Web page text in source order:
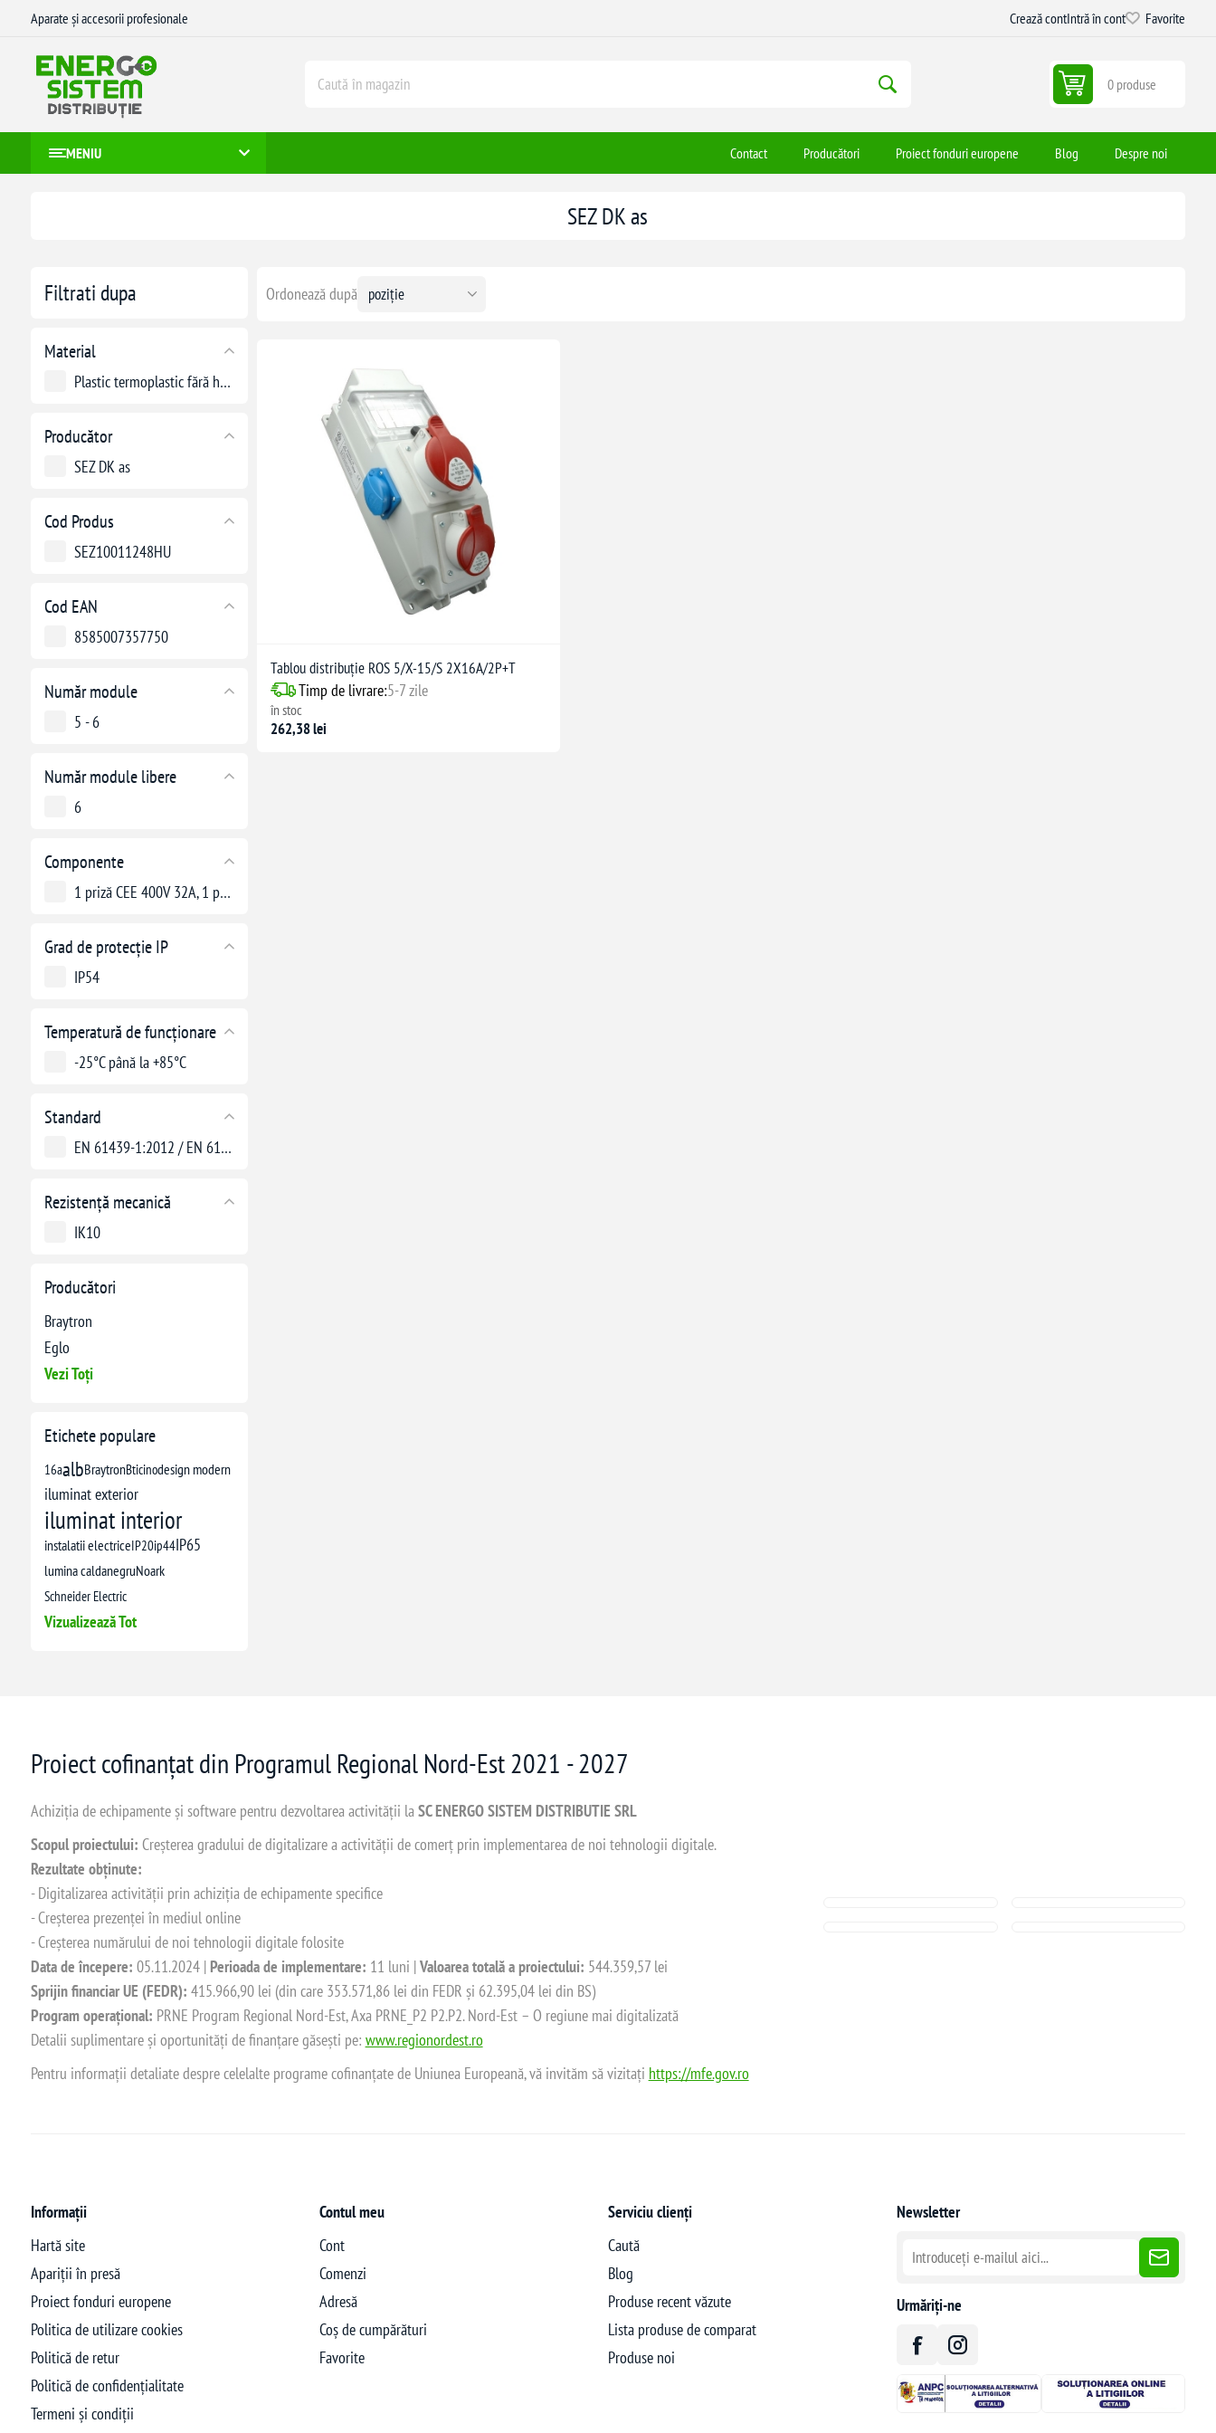
Aparate și accesorii profesionale Crează contIntră în cont Favorite
0 produse
MENIU Contact Producători Proiect fonduri europene Blog Despre noi
Filtrati dupa
Material
Plastic termoplastic fără halogeni
Producător
SEZ DK as
Cod Produs
SEZ10011248HU
Cod EAN
8585007357750
Număr module
5 - 6
Număr module libere
6
Componente
1 priză CEE 400V 32A, 1 priză CEE 400V 16A, 2 prize 250V 16A
Grad de protecție IP
IP54
Temperatură de funcționare
-25°C până la +85°C
Standard
EN 61439-1:2012 / EN 61439-3:2012
Rezistență mecanică
IK10
Producători
Braytron
Eglo
Vezi Toți
Etichete populare
16aalbBraytronBticinodesign modern
iluminat exterior
iluminat interior
instalatii electriceIP20ip44IP65
lumina caldanegruNoark
Schneider Electric
Vizualizează Tot
SEZ DK as
Ordonează după
Tablou distribuție ROS 5/X-15/S 2X16A/2P+T
Timp de livrare:5-7 zile
în stoc
262,38 lei
Proiect cofinanțat din Programul Regional Nord-Est 2021 - 2027
Achiziția de echipamente și software pentru dezvoltarea activității laSC ENERGO SISTEM DISTRIBUTIE SRL
Scopul proiectului: Creșterea gradului de digitalizare a activității de comerț prin implementarea de noi tehnologii digitale.
Rezultate obținute:
- Digitalizarea activității prin achiziția de echipamente specifice
- Creșterea prezenței în mediul online
- Creșterea numărului de noi tehnologii digitale folosite
Data de începere: 05.11.2024 | Perioada de implementare: 11 luni |Valoarea totală a proiectului: 544.359,57 lei
Sprijin financiar UE (FEDR): 415.966,90 lei (din care 353.571,86 lei din FEDR și 62.395,04 lei din BS)
Program operațional: PRNE Program Regional Nord-Est, Axa PRNE_P2 P2.P2. Nord-Est – O regiune mai digitalizată
Detalii suplimentare și oportunități de finanțare găsești pe: www.regionordest.ro
Pentru informații detaliate despre celelalte programe cofinanțate de Uniunea Europeană, vă invităm să vizitați https://mfe.gov.ro
Informații
Hartă site
Apariții în presă
Proiect fonduri europene
Politica de utilizare cookies
Politică de retur
Politică de confidențialitate
Termeni și condiții
Contul meu
Cont
Comenzi
Adresă
Coș de cumpărături
Favorite
Serviciu clienți
Caută
Blog
Produse recent văzute
Lista produse de comparat
Produse noi
Newsletter
Urmăriți-ne